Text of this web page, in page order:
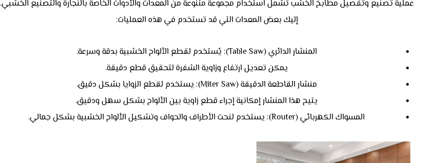
عملية تصنيع وتفصيل مطابخ الخشب تشمل استخدام مجموعة متنوعة من المعدات والأدوات الخاصة بالنجارة والتصنيع الخشبي.
إليك بعض المعدات التي قد تستخدم في هذه العمليات:
المنشار الدائري (Table Saw): يُستخدم لقطع الألواح الخشبية بدقة وسرعة.
يمكن تعديل ارتفاع وزاوية الشفرة لتحقيق قطع دقيقة.
منشار القاطعة الدقيقة (Miter Saw): يستخدم لقطع الزوايا بشكل دقيق.
يتيح هذا المنشار إمكانية إجراء قطع زاوية بين الألواح بشكل سهل ودقيق.
المسواك الكهربائي (Router): يستخدم لنحت الأطراف والحواف وتشكيل الألواح الخشبية بشكل جمالي.